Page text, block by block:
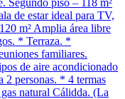
de estar ideal para TV,
m² Amplia área libre
* Terraza. *
familiares.
de aire acondicionado
2 personas. * 4 termas
natural Cálidda. (La